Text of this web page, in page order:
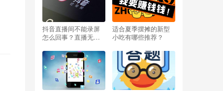
抖音直播间不能录屏
怎么回事？直播无法
适合夏季摆摊的新型
小吃有哪些推荐？